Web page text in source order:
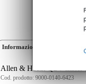
Informazioni sul prodotto
Allen & Heath Qu-7 mixer
Cod. prodotto: 9000-0140-6423